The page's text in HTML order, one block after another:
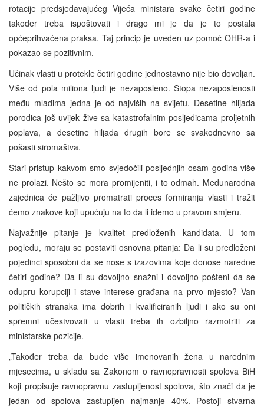
rotacije predsjedavajućeg Vijeća ministara svake četiri godine
također treba ispoštovati i drago mi je da je to postala
općeprihvaćena praksa. Taj princip je uveden uz pomoć OHR-a i
pokazao se pozitivnim.
Učinak vlasti u protekle četiri godine jednostavno nije bio dovoljan.
Više od pola miliona ljudi je nezaposleno. Stopa nezaposlenosti
među mladima jedna je od najviših na svijetu. Desetine hiljada
porodica još uvijek žive sa katastrofalnim posljedicama proljetnih
poplava, a desetine hiljada drugih bore se svakodnevno sa
pošasti siromaštva.
Stari pristup kakvom smo svjedočili posljednjih osam godina više
ne prolazi. Nešto se mora promijeniti, i to odmah. Međunarodna
zajednica će pažljivo promatrati proces formiranja vlasti i tražit
ćemo znakove koji upućuju na to da li idemo u pravom smjeru.
Najvažnije pitanje je kvalitet predloženih kandidata. U tom
pogledu, moraju se postaviti osnovna pitanja: Da li su predloženi
pojedinci sposobni da se nose s izazovima koje donose naredne
četiri godine? Da li su dovoljno snažni i dovoljno pošteni da se
odupru korupciji i stave interese građana na prvo mjesto? Van
političkih stranaka ima dobrih i kvalificiranih ljudi i ako su oni
spremni učestvovati u vlasti treba ih ozbiljno razmotriti za
ministarske pozicije.
„Također treba da bude više imenovanih žena u narednim
mjesecima, u skladu sa Zakonom o ravnopravnosti spolova BiH
koji propisuje ravnopravnu zastupljenost spolova, što znači da je
jedan od spolova zastupljen najmanje 40%. Postoji stvarna